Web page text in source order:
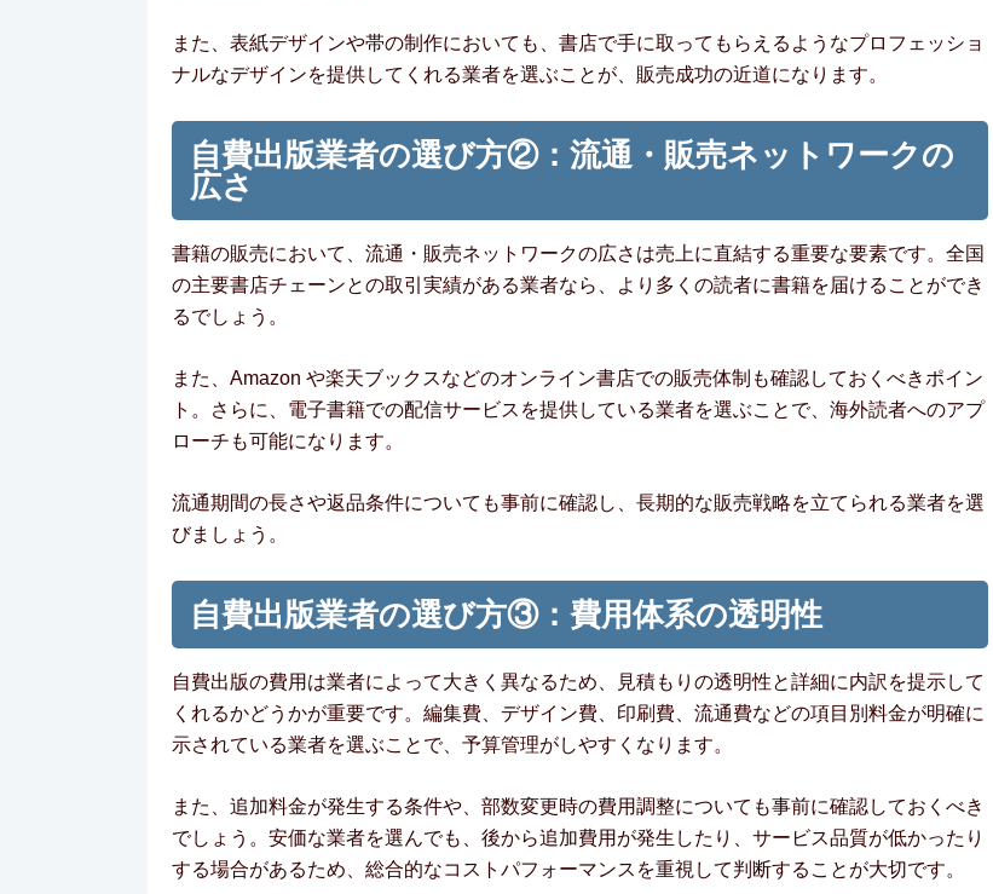
また、表紙デザインや帯の制作においても、書店で手に取ってもらえるようなプロフェッショ
ナルなデザインを提供してくれる業者を選ぶことが、販売成功の近道になります。
自費出版業者の選び方②：流通・販売ネットワークの
広さ
書籍の販売において、流通・販売ネットワークの広さは売上に直結する重要な要素です。全国
の主要書店チェーンとの取引実績がある業者なら、より多くの読者に書籍を届けることができ
るでしょう。
また、Amazon や楽天ブックスなどのオンライン書店での販売体制も確認しておくべきポイン
ト。さらに、電子書籍での配信サービスを提供している業者を選ぶことで、海外読者へのアプ
ローチも可能になります。
流通期間の長さや返品条件についても事前に確認し、長期的な販売戦略を立てられる業者を選
びましょう。
自費出版業者の選び方③：費用体系の透明性
自費出版の費用は業者によって大きく異なるため、見積もりの透明性と詳細に内訳を提示して
くれるかどうかが重要です。編集費、デザイン費、印刷費、流通費などの項目別料金が明確に
示されている業者を選ぶことで、予算管理がしやすくなります。
また、追加料金が発生する条件や、部数変更時の費用調整についても事前に確認しておくべき
でしょう。安価な業者を選んでも、後から追加費用が発生したり、サービス品質が低かったり
する場合があるため、総合的なコストパフォーマンスを重視して判断することが大切です。